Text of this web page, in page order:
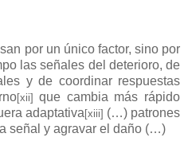
por un único factor, sino por
las señales del deterioro, de
y de coordinar respuestas
[xii]
que cambia más rápido
adaptativa [xiii] (…) patrones
señal y agravar el daño (…)